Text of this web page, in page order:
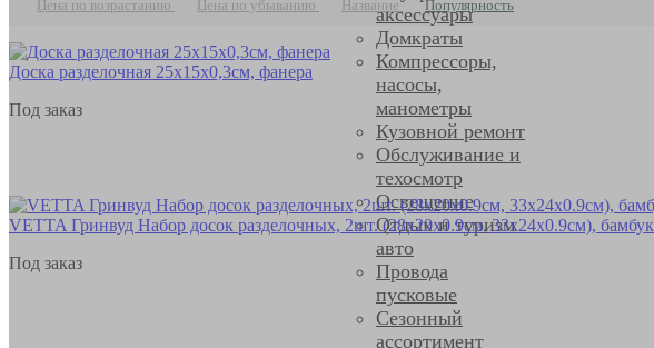
аксессуары
Домкраты
Компрессоры,
насосы,
манометры
Кузовной ремонт
Обслуживание и
техосмотр
Освещение
Отдых и туризм
авто
Провода
пусковые
Сезонный
ассортимент
Цена по возрастанию Цена по убыванию Название Популярность
Доска разделочная 25x15x0,3см, фанера
Под заказ
VETTA Гринвуд Набор досок разделочных, 2шт. (28х20х0.9см, 33х24х0.9см), бамбук
Под заказ